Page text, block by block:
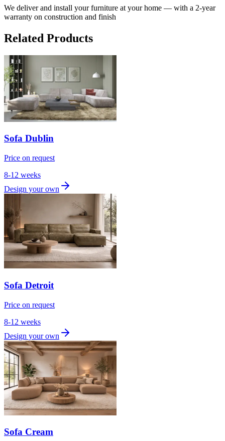
We deliver and install your furniture at your home — with a 2-year
warranty on construction and finish
Related Products
Sofa Dublin
Price on request
8-12 weeks
Design your own
Sofa Detroit
Price on request
8-12 weeks
Design your own
Sofa Cream